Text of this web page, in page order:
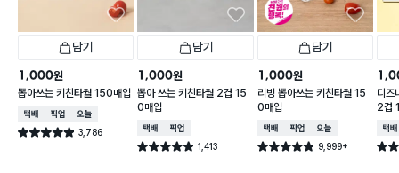
담기
1,000원
뽑아쓰는 키친타월 150매입
택배배송매장픽업오늘배송
별점 4.9점 3,786
건 작성
담기
1,000원
뽑아 쓰는 키친타월 2겹 15
0매입
택배배송매장픽업
별점 4.9점 1,413
건 작성
담기
1,000원
리빙 뽑아쓰는 키친타월 15
0매입
택배배송매장픽업오늘배송
별점 4.9점 9,999+
건 작성
디즈
2겹
택배
별점